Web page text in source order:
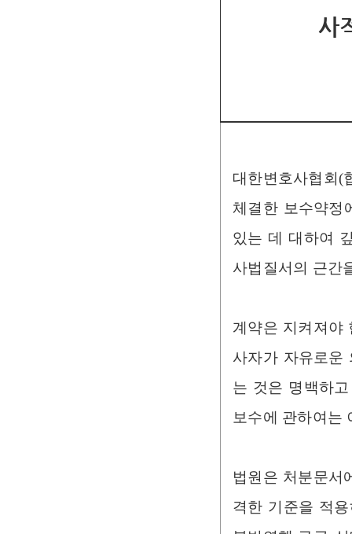
사
대한변호사협회(
체결한 보수약정
있는 데 대하여
사법질서의 근간
계약은 지켜져야
사자가 자유로운
는 것은 명백하
보수에 관하여는
법원은 처분문서
격한 기준을 적